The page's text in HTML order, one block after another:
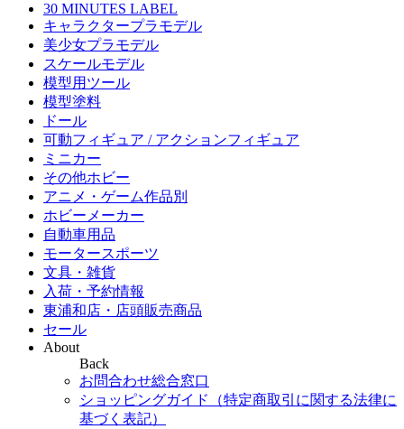
30 MINUTES LABEL
キャラクタープラモデル
美少女プラモデル
スケールモデル
模型用ツール
模型塗料
ドール
可動フィギュア / アクションフィギュア
ミニカー
その他ホビー
アニメ・ゲーム作品別
ホビーメーカー
自動車用品
モータースポーツ
文具・雑貨
入荷・予約情報
東浦和店・店頭販売商品
セール
About
Back
お問合わせ総合窓口
ショッピングガイド（特定商取引に関する法律に
基づく表記）